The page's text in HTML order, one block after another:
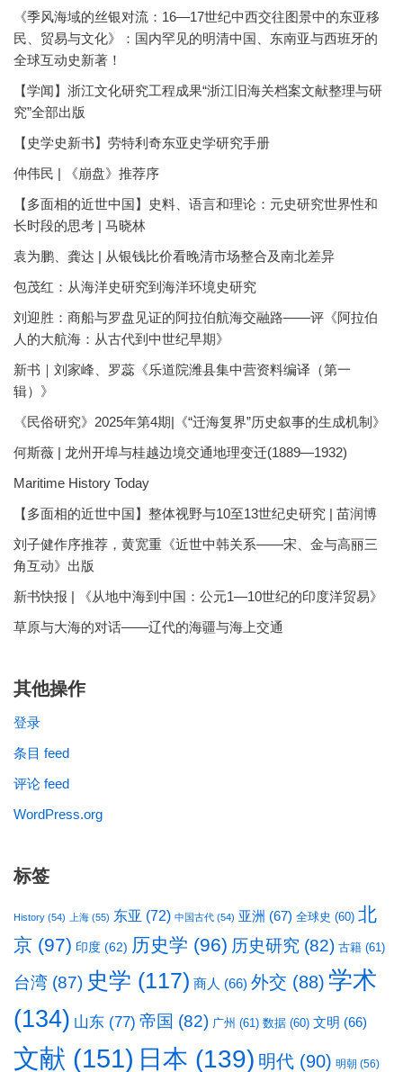
《季风海域的丝银对流：16—17世纪中西交往图景中的东亚移
民、贸易与文化》：国内罕见的明清中国、东南亚与西班牙的
全球互动史新著！
【学闻】浙江文化研究工程成果“浙江旧海关档案文献整理与研
究”全部出版
【史学史新书】劳特利奇东亚史学研究手册
仲伟民 | 《崩盘》推荐序
【多面相的近世中国】史料、语言和理论：元史研究世界性和
长时段的思考 | 马晓林
袁为鹏、龚达 | 从银钱比价看晚清市场整合及南北差异
包茂红：从海洋史研究到海洋环境史研究
刘迎胜：商船与罗盘见证的阿拉伯航海交融路——评《阿拉伯
人的大航海：从古代到中世纪早期》
新书｜刘家峰、罗蕊《乐道院潍县集中营资料编译（第一
辑）》
《民俗研究》2025年第4期|《“迁海复界”历史叙事的生成机制》
何斯薇 | 龙州开埠与桂越边境交通地理变迁(1889—1932)
Maritime History Today
【多面相的近世中国】整体视野与10至13世纪史研究 | 苗润博
刘子健作序推荐，黄宽重《近世中韩关系——宋、金与高丽三
角互动》出版
新书快报 | 《从地中海到中国：公元1—10世纪的印度洋贸易》
草原与大海的对话——辽代的海疆与海上交通
其他操作
登录
条目 feed
评论 feed
WordPress.org
标签
History (54) 上海 (55) 东亚 (72) 中国古代 (54) 亚洲 (67) 全球史 (60) 北
京 (97) 印度 (62) 历史学 (96) 历史研究 (82) 古籍 (61)
台湾 (87) 史学 (117) 商人 (66) 外交 (88) 学术
(134) 山东 (77) 帝国 (82) 广州 (61) 数据 (60) 文明 (66)
文献 (151) 日本 (139) 明代 (90) 明朝 (56)